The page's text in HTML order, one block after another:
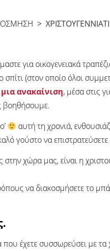
>
για οικογενειακά
σπίτι (στον οποίο όλοι
ανακαίνιση, μέσα στις
βοηθήσουμε.
αυτή τη χρονιά,
γούστο να
χώρα μας, είναι η
να διακοσμήσετε το
έχετε συσσωρεύσει με τα